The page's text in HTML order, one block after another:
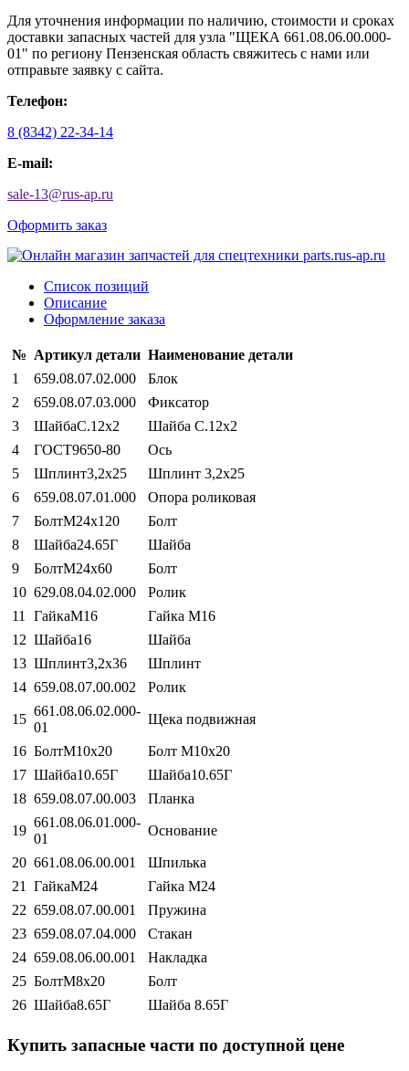
Для уточнения информации по наличию, стоимости и сроках
доставки запасных частей для узла "ЩЕКА 661.08.06.00.000-
01" по региону Пензенская область свяжитесь с нами или
отправьте заявку с сайта.
Телефон:
8 (8342) 22-34-14
E-mail:
sale-13@rus-ap.ru
Оформить заказ
Список позиций
Описание
Оформление заказа
№ Артикул детали Наименование детали
1
659.08.07.02.000
Блок
2
659.08.07.03.000
Фиксатор
3
ШайбаС.12х2
Шайба С.12х2
4
ГОСТ9650-80
Ось
5
Шплинт3,2х25
Шплинт 3,2х25
6
659.08.07.01.000
Опора роликовая
7
БолтМ24х120
Болт
8
Шайба24.65Г
Шайба
9
БолтМ24х60
Болт
10 629.08.04.02.000
Ролик
11
ГайкаМ16
Гайка М16
12 Шайба16
Шайба
13 Шплинт3,2х36
Шплинт
14 659.08.07.00.002 Ролик
15
661.08.06.02.000-
01
Щека подвижная
16 БолтМ10х20
Болт М10х20
17 Шайба10.65Г
Шайба10.65Г
18 659.08.07.00.003 Планка
19
661.08.06.01.000-
01
Основание
20 661.08.06.00.001
Шпилька
21
ГайкаМ24
Гайка М24
22 659.08.07.00.001
Пружина
23 659.08.07.04.000
Стакан
24 659.08.06.00.001
Накладка
25 БолтМ8х20
Болт
26 Шайба8.65Г Шайба 8.65Г
Купить запасные части по доступной цене